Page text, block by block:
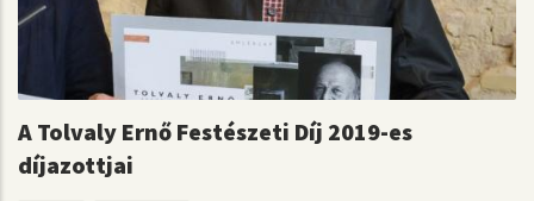
A Tolvaly Ernő Festészeti Díj 2019-es
díjazottjai